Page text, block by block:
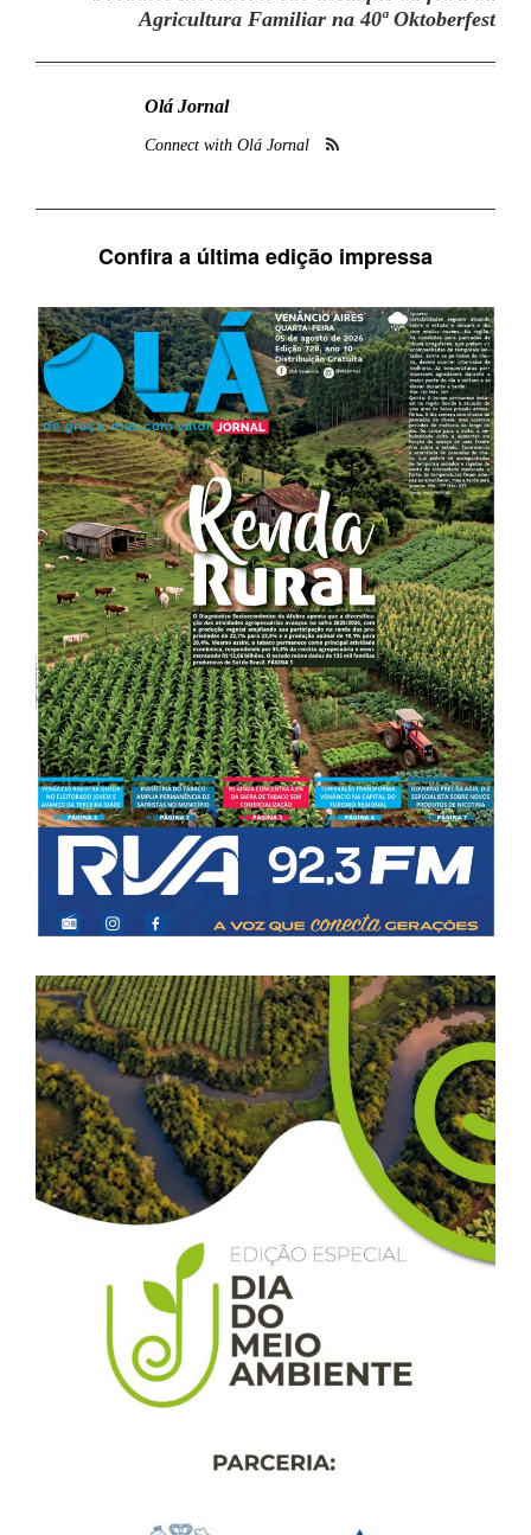
Agricultura Familiar na 40ª Oktoberfest
Olá Jornal
Connect with Olá Jornal
Confira a última edição impressa